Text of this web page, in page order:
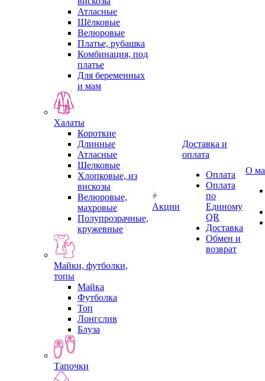
Атласные
Шёлковые
Велюровые
Платье, рубашка
Комбинация, под
платье
Для беременных
и мам
Халаты
Короткие
Длинные
Атласные
Шелковые
Хлопковые, из
вискозы
Велюровые,
махровые
Полупрозрачные,
кружевные
Майки, футболки,
топы
Майка
Футболка
Топ
Лонгслив
Блуза
Тапочки
Акции
Доставка и
оплата
Оплата
Оплата
по
Единому
QR
Доставка
Обмен и
возврат
О